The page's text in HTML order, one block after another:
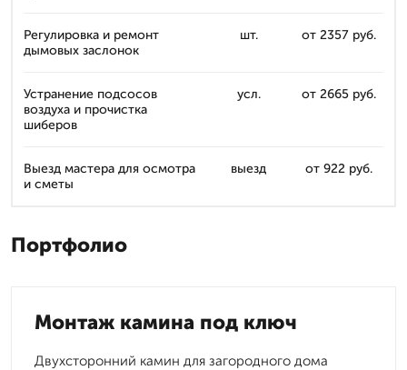
Регулировка и ремонт
дымовых заслонок
шт. от 2357 руб.
Устранение подсосов
воздуха и прочистка
шиберов
усл. от 2665 руб.
Выезд мастера для осмотра
и сметы
выезд от 922 руб.
Портфолио
Монтаж камина под ключ
Двухсторонний камин для загородного дома